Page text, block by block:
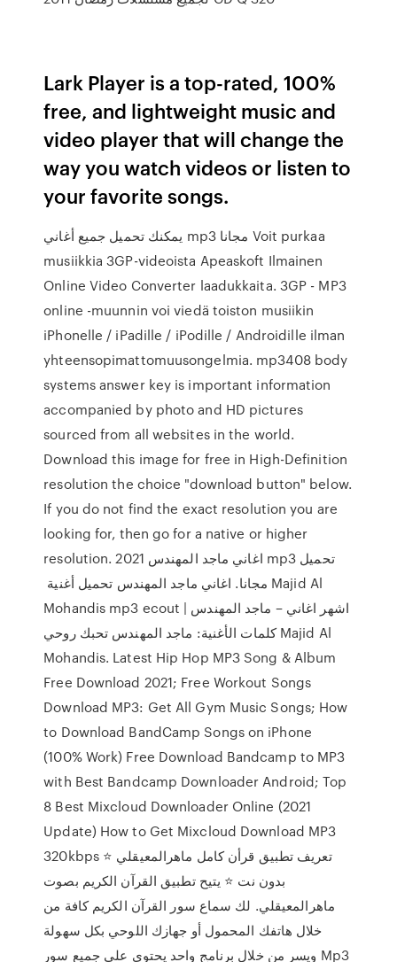
Lark Player is a top-rated, 100%
free, and lightweight music and
video player that will change the
way you watch videos or listen to
your favorite songs.
يمكنك تحميل جميع أغاني mp3 مجانا Voit purkaa
musiikkia 3GP-videoista Apeaskoft Ilmainen
Online Video Converter laadukkaita. 3GP - MP3
online -muunnin voi viedä toiston musiikin
iPhonelle / iPadille / iPodille / Androidille ilman
yhteensopimattomuusongelmia. mp3408 body
systems answer key is important information
accompanied by photo and HD pictures
sourced from all websites in the world.
Download this image for free in High-Definition
resolution the choice "download button" below.
If you do not find the exact resolution you are
looking for, then go for a native or higher
resolution. اغاني ماجد المهندس 2021 mp3 تحميل
مجانا. اغاني ماجد المهندس تحميل أغنية ‏ Majid Al
Mohandis‏ mp3 ecout | اشهر اغاني – ماجد المهندس
كلمات الأغنية: ماجد المهندس تحبك روحي Majid Al
Mohandis‏. Latest Hip Hop MP3 Song & Album
Free Download 2021; Free Workout Songs
Download MP3: Get All Gym Music Songs; How
to Download BandCamp Songs on iPhone
(100% Work) Free Download Bandcamp to MP3
with Best Bandcamp Downloader Android; Top
8 Best Mixcloud Downloader Online (2021
Update) How to Get Mixcloud Download MP3
320kbps ⭐ تعريف تطبيق قرأن كامل ماهرالمعيقلي
بدون نت ⭐ يتيح تطبيق القرآن الكريم بصوت
ماهرالمعيقلي. لك سماع سور القرآن الكريم كافة من
خلال هاتفك المحمول أو جهازك اللوحي بكل سهولة
ويسر من خلال برنامج واحد يحتوي على جميع سور Mp3